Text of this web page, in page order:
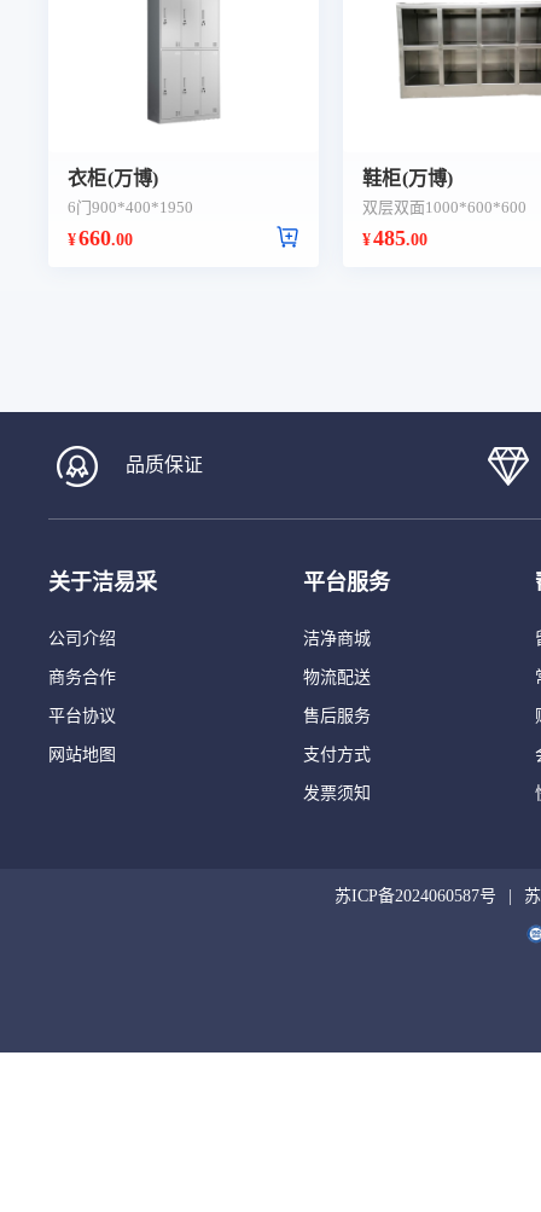
衣柜(万博)
6门900*400*1950
¥660.00
鞋柜(万博)
双层双面1000*600*600
¥485.00
品质保证
关于洁易采
公司介绍
商务合作
平台协议
网站地图
平台服务
洁净商城
物流配送
售后服务
支付方式
发票须知
苏ICP备2024060587号